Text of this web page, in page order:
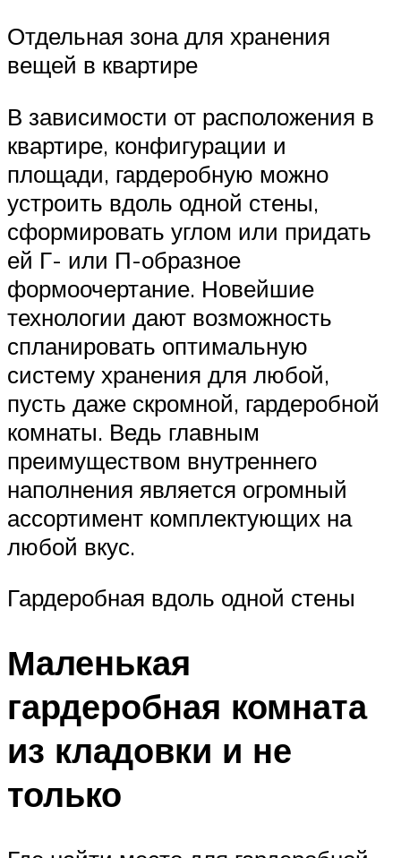
Отдельная зона для хранения
вещей в квартире
В зависимости от расположения в
квартире, конфигурации и
площади, гардеробную можно
устроить вдоль одной стены,
сформировать углом или придать
ей Г- или П-образное
формоочертание. Новейшие
технологии дают возможность
спланировать оптимальную
систему хранения для любой,
пусть даже скромной, гардеробной
комнаты. Ведь главным
преимуществом внутреннего
наполнения является огромный
ассортимент комплектующих на
любой вкус.
Гардеробная вдоль одной стены
Маленькая
гардеробная комната
из кладовки и не
только